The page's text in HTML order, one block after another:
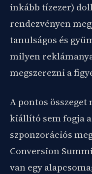
inkább tízezer)
rendezvényen
tanulságos és
milyen
megszerezni a
A pontos
kiállító sem fogja
szponzorációs
Conversion
van egy